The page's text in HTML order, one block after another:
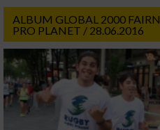
ALBUM GLOBAL 2000
PRO PLANET / 28.06.2016